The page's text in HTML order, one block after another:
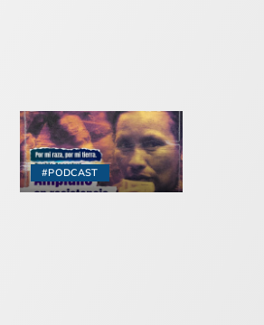
#PODCAST